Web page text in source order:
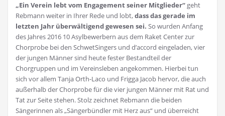
„Ein Verein lebt vom Engagement seiner Mitglieder“ geht
Rebmann weiter in Ihrer Rede und lobt,dass das gerade im
letzten Jahr überwältigend gewesen sei. So wurden Anfang
des Jahres 2016 10 Asylbewerbern aus dem Raket Center zur
Chorprobe bei den SchwetSingers und d’accord eingeladen, vier
der jungen Männer sind heute fester Bestandteil der
Chorgruppen und im Vereinsleben angekommen. Hierbei tun
sich vor allem Tanja Orth-Laco und Frigga Jacob hervor, die auch
außerhalb der Chorprobe für die vier jungen Männer mit Rat und
Tat zur Seite stehen. Stolz zeichnet Rebmann die beiden
Sängerinnen als „Sängerbündler mit Herz aus“ und überreicht